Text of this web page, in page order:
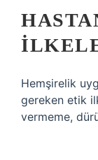
Hemşirelik
gereken etik
vermeme,